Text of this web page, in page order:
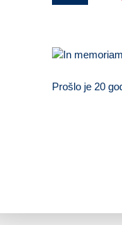
Prošlo je 20